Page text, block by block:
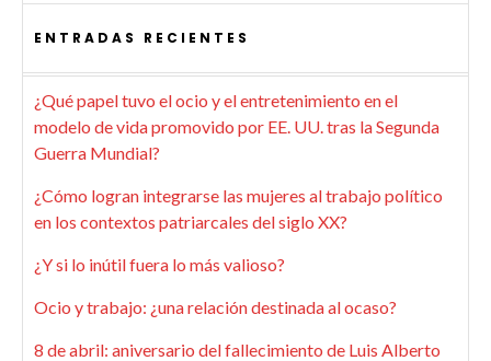
ENTRADAS RECIENTES
¿Qué papel tuvo el ocio y el entretenimiento en el
modelo de vida promovido por EE. UU. tras la Segunda
Guerra Mundial?
¿Cómo logran integrarse las mujeres al trabajo político
en los contextos patriarcales del siglo XX?
¿Y si lo inútil fuera lo más valioso?
Ocio y trabajo: ¿una relación destinada al ocaso?
8 de abril: aniversario del fallecimiento de Luis Alberto